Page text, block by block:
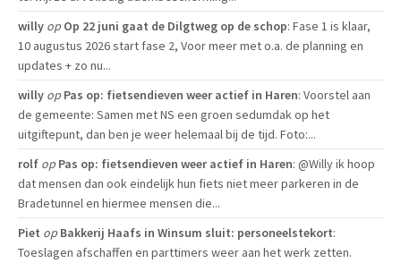
willy op Op 22 juni gaat de Dilgtweg op de schop: Fase 1 is klaar,
10 augustus 2026 start fase 2, Voor meer met o.a. de planning en
updates + zo nu...
willy op Pas op: fietsendieven weer actief in Haren: Voorstel aan
de gemeente: Samen met NS een groen sedumdak op het
uitgiftepunt, dan ben je weer helemaal bij de tijd. Foto:...
rolf op Pas op: fietsendieven weer actief in Haren: @Willy ik hoop
dat mensen dan ook eindelijk hun fiets niet meer parkeren in de
Bradetunnel en hiermee mensen die...
Piet op Bakkerij Haafs in Winsum sluit: personeelstekort:
Toeslagen afschaffen en parttimers weer aan het werk zetten.